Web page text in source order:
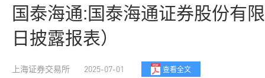
国泰海通:国泰海通证券股份有
日披露报表）
上海证券交易所 2025-07-01 查看全文